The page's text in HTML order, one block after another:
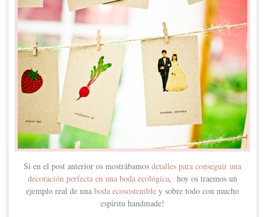
Si en el post anterior os mostrábamos detalles para conseguir una
decoración perfecta en una boda ecológica, hoy os traemos un
ejemplo real de una boda ecosostenible y sobre todo con mucho
espíritu handmade!